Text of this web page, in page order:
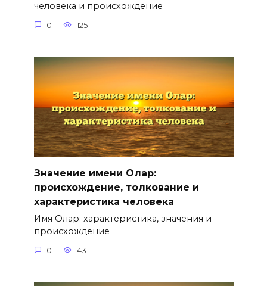
человека и происхождение
0 125
Значение имени Олар:
происхождение, толкование и
характеристика человека
Имя Олар: характеристика, значения и
происхождение
0 43